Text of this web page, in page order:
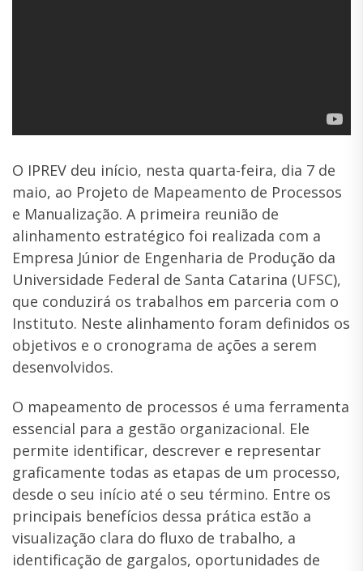
O IPREV deu início, nesta quarta-feira, dia 7 de
maio, ao Projeto de Mapeamento de Processos
e Manualização. A primeira reunião de
alinhamento estratégico foi realizada com a
Empresa Júnior de Engenharia de Produção da
Universidade Federal de Santa Catarina (UFSC),
que conduzirá os trabalhos em parceria com o
Instituto. Neste alinhamento foram definidos os
objetivos e o cronograma de ações a serem
desenvolvidos.
O mapeamento de processos é uma ferramenta
essencial para a gestão organizacional. Ele
permite identificar, descrever e representar
graficamente todas as etapas de um processo,
desde o seu início até o seu término. Entre os
principais benefícios dessa prática estão a
visualização clara do fluxo de trabalho, a
identificação de gargalos, oportunidades de